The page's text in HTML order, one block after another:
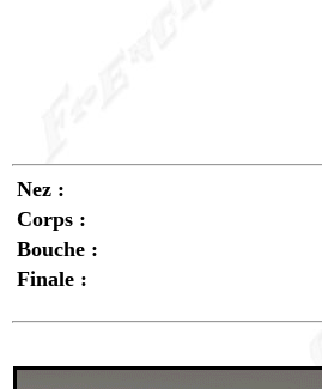
Nez :
Corps :
Bouche :
Finale :